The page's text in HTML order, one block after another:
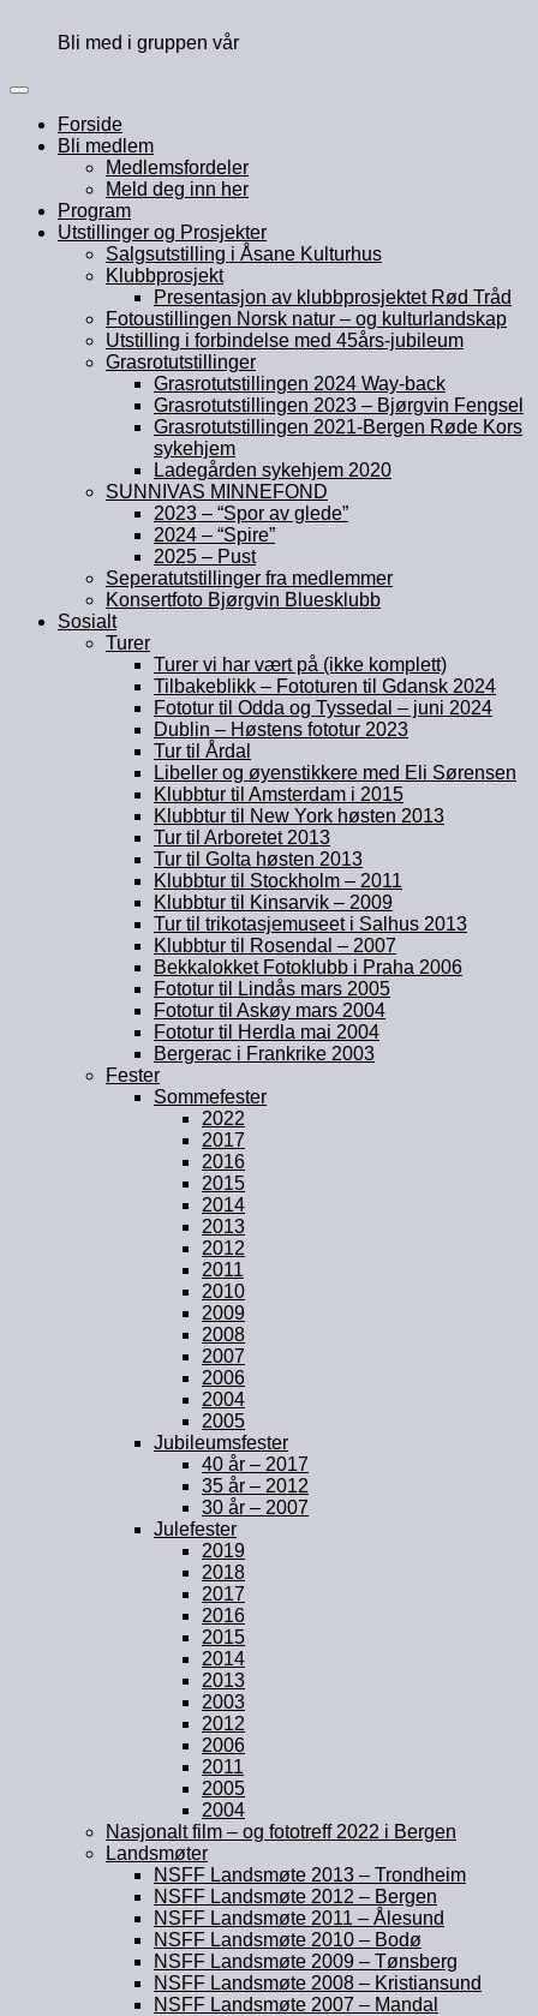
Bli med i gruppen vår
Forside
Bli medlem
Medlemsfordeler
Meld deg inn her
Program
Utstillinger og Prosjekter
Salgsutstilling i Åsane Kulturhus
Klubbprosjekt
Presentasjon av klubbprosjektet Rød Tråd
Fotoustillingen Norsk natur – og kulturlandskap
Utstilling i forbindelse med 45års-jubileum
Grasrotutstillinger
Grasrotutstillingen 2024 Way-back
Grasrotutstillingen 2023 – Bjørgvin Fengsel
Grasrotutstillingen 2021-Bergen Røde Kors
sykehjem
Ladegården sykehjem 2020
SUNNIVAS MINNEFOND
2023 – “Spor av glede”
2024 – “Spire”
2025 – Pust
Seperatutstillinger fra medlemmer
Konsertfoto Bjørgvin Bluesklubb
Sosialt
Turer
Turer vi har vært på (ikke komplett)
Tilbakeblikk – Fototuren til Gdansk 2024
Fototur til Odda og Tyssedal – juni 2024
Dublin – Høstens fototur 2023
Tur til Årdal
Libeller og øyenstikkere med Eli Sørensen
Klubbtur til Amsterdam i 2015
Klubbtur til New York høsten 2013
Tur til Arboretet 2013
Tur til Golta høsten 2013
Klubbtur til Stockholm – 2011
Klubbtur til Kinsarvik – 2009
Tur til trikotasjemuseet i Salhus 2013
Klubbtur til Rosendal – 2007
Bekkalokket Fotoklubb i Praha 2006
Fototur til Lindås mars 2005
Fototur til Askøy mars 2004
Fototur til Herdla mai 2004
Bergerac i Frankrike 2003
Fester
Sommefester
2022
2017
2016
2015
2014
2013
2012
2011
2010
2009
2008
2007
2006
2004
2005
Jubileumsfester
40 år – 2017
35 år – 2012
30 år – 2007
Julefester
2019
2018
2017
2016
2015
2014
2013
2003
2012
2006
2011
2005
2004
Nasjonalt film – og fototreff 2022 i Bergen
Landsmøter
NSFF Landsmøte 2013 – Trondheim
NSFF Landsmøte 2012 – Bergen
NSFF Landsmøte 2011 – Ålesund
NSFF Landsmøte 2010 – Bodø
NSFF Landsmøte 2009 – Tønsberg
NSFF Landsmøte 2008 – Kristiansund
NSFF Landsmøte 2007 – Mandal